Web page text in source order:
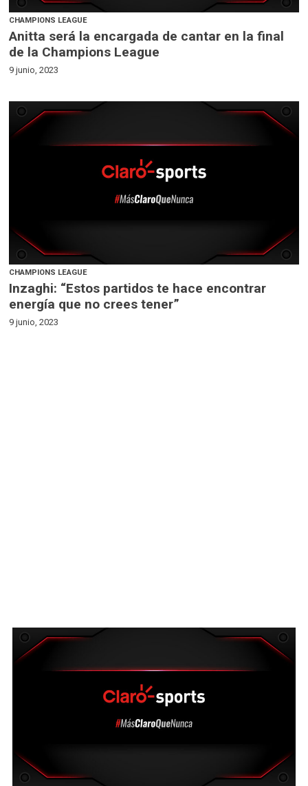
CHAMPIONS LEAGUE
Anitta será la encargada de cantar en la final
de la Champions League
9 junio, 2023
CHAMPIONS LEAGUE
Inzaghi: “Estos partidos te hace encontrar
energía que no crees tener”
9 junio, 2023